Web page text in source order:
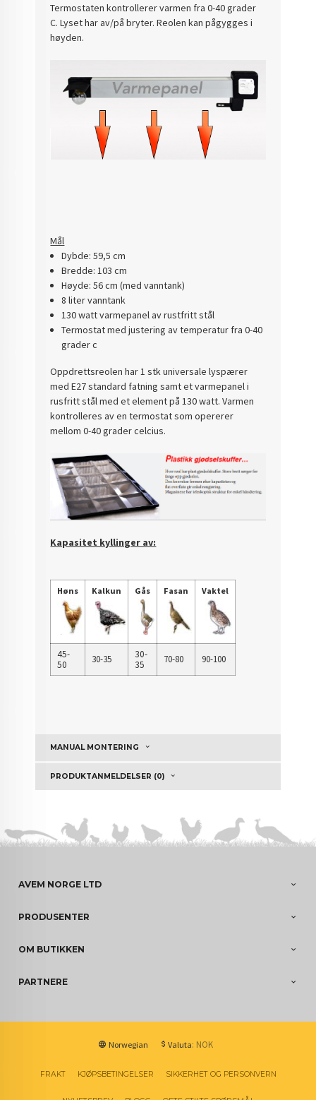
Termostaten kontrollerer varmen fra 0-40 grader
C. Lyset har av/på bryter. Reolen kan pågygges i
høyden.
Mål
Dybde: 59,5 cm
Bredde: 103 cm
Høyde: 56 cm (med vanntank)
8 liter vanntank
130 watt varmepanel av rustfritt stål
Termostat med justering av temperatur fra 0-40
grader c
Oppdrettsreolen har 1 stk universale lyspærer
med E27 standard fatning samt et varmepanel i
rusfritt stål med et element på 130 watt. Varmen
kontrolleres av en termostat som opererer
mellom 0-40 grader celcius.
Kapasitet kyllinger av:
Høns Kalkun Gås Fasan Vaktel
45-
50
30-35
30-
35
70-80 90-100
MANUAL MONTERING
PRODUKTANMELDELSER (0)
AVEM NORGE LTD
PRODUSENTER
OM BUTIKKEN
PARTNERE
Norwegian Valuta: NOK
FRAKT KJØPSBETINGELSER SIKKERHET OG PERSONVERN